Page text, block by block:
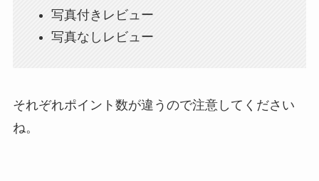
写真付きレビュー
写真なしレビュー
それぞれポイント数が違うので注意してください
ね。